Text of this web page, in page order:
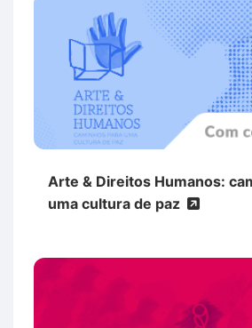
Arte & Direitos Humanos:
uma cultura de paz